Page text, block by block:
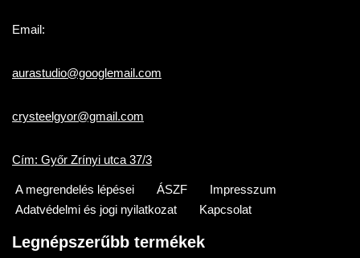
Email:
aurastudio@googlemail.com
crysteelgyor@gmail.com
Cím: Győr Zrínyi utca 37/3
A megrendelés lépései ÁSZF
Impresszum
Adatvédelmi és jogi nyilatkozat
Kapcsolat
Legnépszerűbb termékek